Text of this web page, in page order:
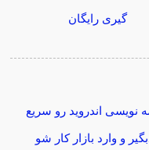
گیری رایگان
نویسی اندروید رو سریع
و وارد بازار کار شو